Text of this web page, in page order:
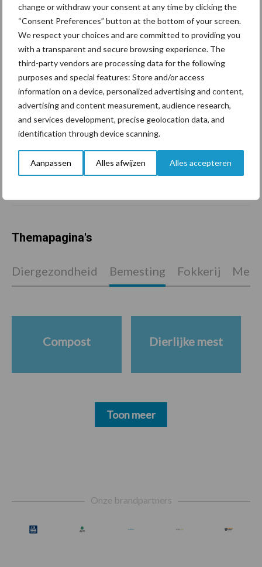
change or withdraw your consent at any time by clicking the
“Consent Preferences” button at the bottom of your screen.
We respect your choices and are committed to providing you
with a transparent and secure browsing experience. The
third-party vendors are processing data for the following
purposes and special features: Store and/or access
information on a device, personalized advertising and content,
advertising and content measurement, audience research,
and services development, precise geolocation data, and
identification through device scanning.
Aanpassen Alles afwijzen Alles accepteren
eerder bepaald dan tot nu
toe gedacht
Van onze partner Yara
In 4 eenvoudige stappen de
grasgroei volgen op je
telefoon
Hoge prijzen en droogte:
hoe kan zwavel helpen bij
Themapagina's
Diergezondheid Bemesting Fokkerij
Compost Dierlijke mest
Toon meer
Onze brandpartners